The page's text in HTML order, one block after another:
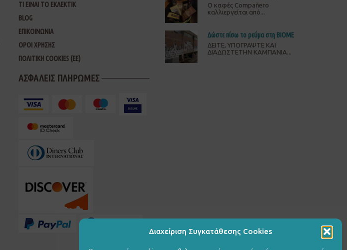
Διαχείριση Συγκατάθεσης Cookies
ΤΙ ΕΙΝΑΙ ΤΟ ΕΚΛΕΚΤΙΚ
BLOG
ΕΠΙΚΟΙΝΩΝΙΑ
ΟΡΟΙ ΧΡΗΣΗΣ
ΠΟΛΙΤΙΚΗ COOKIES (ΕΕ)
ΑΣΦΑΛΕΙΣ ΠΛΗΡΩΜΕΣ
O καφές Compaňero
καλλιεργείται από...
Δώστε πίσω το ρεύμα στη ΒΙΟΜΕ
ΔΕΙΤΕ, ΥΠΟΓΡΑΨΤΕ ΚΑΙ
ΔΙΑΔΩΣΤΕΤΗΝ ΚΑΜΠΑΝΙΑ...